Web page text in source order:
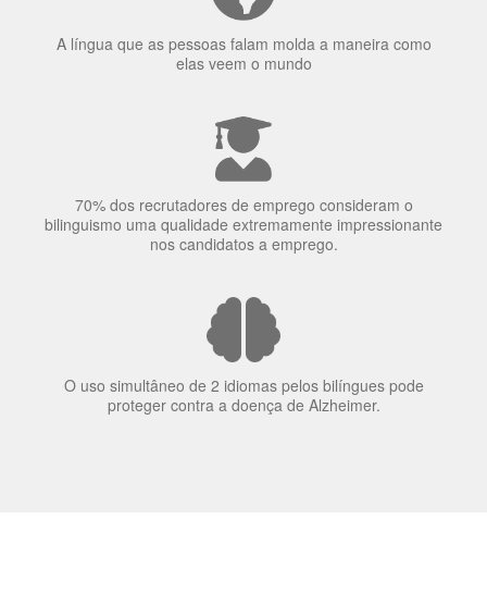
A língua que as pessoas falam molda a maneira como
elas veem o mundo
70% dos recrutadores de emprego consideram o
bilinguismo uma qualidade extremamente impressionante
nos candidatos a emprego.
O uso simultâneo de 2 idiomas pelos bilíngues pode
proteger contra a doença de Alzheimer.